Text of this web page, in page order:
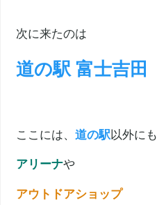
次に来たのは
道の駅 富士吉田
ここには、道の駅 以外にも
アリーナや
アウトドアショップ